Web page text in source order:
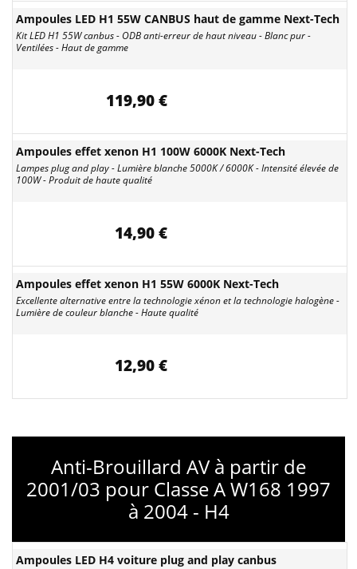
Ampoules LED H1 55W CANBUS haut de gamme Next-Tech
Kit LED H1 55W canbus - ODB anti-erreur de haut niveau - Blanc pur -
Ventilées - Haut de gamme
119,90 €
Ampoules effet xenon H1 100W 6000K Next-Tech
Lampes plug and play - Lumière blanche 5000K / 6000K - Intensité élevée de
100W - Produit de haute qualité
14,90 €
Ampoules effet xenon H1 55W 6000K Next-Tech
Excellente alternative entre la technologie xénon et la technologie halogène -
Lumière de couleur blanche - Haute qualité
12,90 €
Anti-Brouillard AV à partir de
2001/03 pour Classe A W168 1997
à 2004 - H4
Ampoules LED H4 voiture plug and play canbus